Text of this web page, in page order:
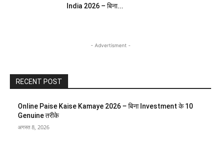
India 2026 – बिना...
- Advertisment -
RECENT POST
Online Paise Kaise Kamaye 2026 – बिना Investment के 10
Genuine तरीके
अगस्त 8, 2026